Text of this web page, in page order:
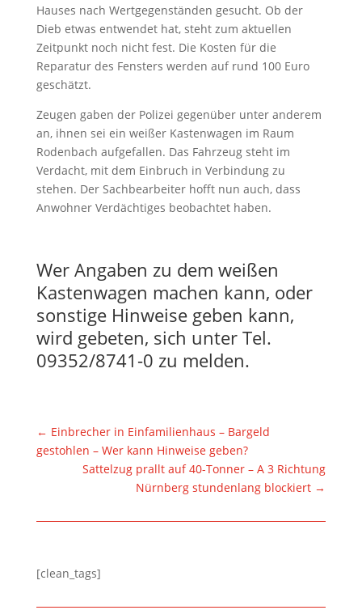
Hauses nach Wertgegenständen gesucht. Ob der
Dieb etwas entwendet hat, steht zum aktuellen
Zeitpunkt noch nicht fest. Die Kosten für die
Reparatur des Fensters werden auf rund 100 Euro
geschätzt.
Zeugen gaben der Polizei gegenüber unter anderem
an, ihnen sei ein weißer Kastenwagen im Raum
Rodenbach aufgefallen. Das Fahrzeug steht im
Verdacht, mit dem Einbruch in Verbindung zu
stehen. Der Sachbearbeiter hofft nun auch, dass
Anwohner Verdächtiges beobachtet haben.
Wer Angaben zu dem weißen
Kastenwagen machen kann, oder
sonstige Hinweise geben kann,
wird gebeten, sich unter Tel.
09352/8741-0 zu melden.
← Einbrecher in Einfamilienhaus – Bargeld
gestohlen – Wer kann Hinweise geben?
Sattelzug prallt auf 40-Tonner – A 3 Richtung
Nürnberg stundenlang blockiert →
[clean_tags]